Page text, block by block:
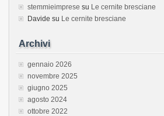
stemmieimprese su Le cernite bresciane
Davide su Le cernite bresciane
Archivi
gennaio 2026
novembre 2025
giugno 2025
agosto 2024
ottobre 2022